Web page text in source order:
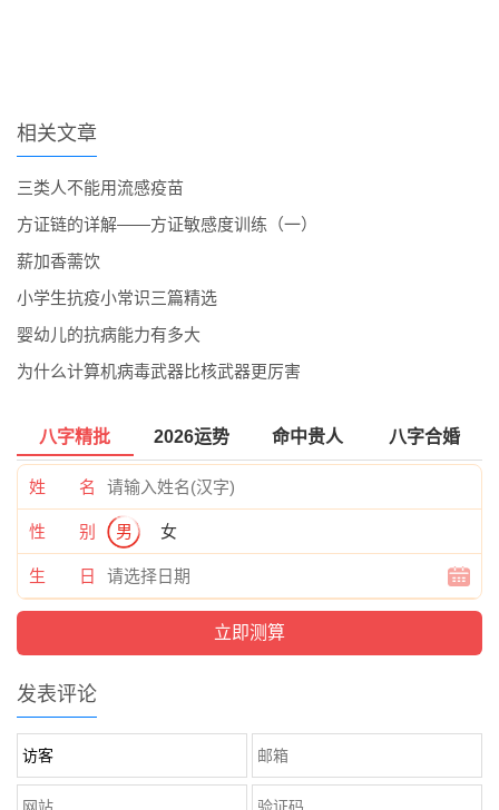
相关文章
三类人不能用流感疫苗
方证链的详解——方证敏感度训练（一）
薪加香薷饮
小学生抗疫小常识三篇精选
婴幼儿的抗病能力有多大
为什么计算机病毒武器比核武器更厉害
八字精批 2026运势 命中贵人 八字合婚
姓 名
性 别 男 女
生 日
发表评论